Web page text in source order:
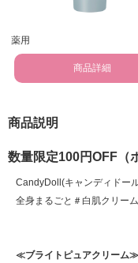
薬用
商品詳細
商品説明
数量限定100円OFF（
CandyDoll(キャンディドー
全身まるごと＃白肌クリー
≪ブライトピュアクリーム≫